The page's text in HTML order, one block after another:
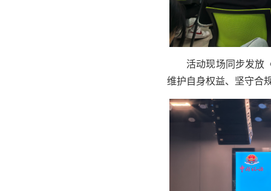
活动现场同步发放
维护自身权益、坚守合